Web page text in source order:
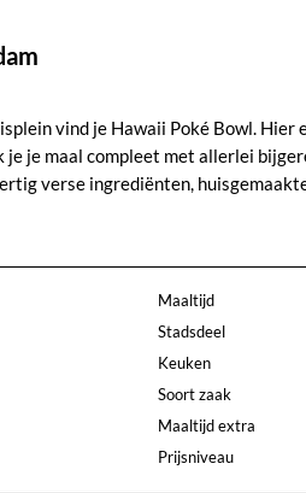
vind je Hawaii Poké Bowl. Hier
je je maal compleet met allerlei
verse ingrediënten,
Maaltijd
Stadsdeel
Keuken
Soort zaak
Maaltijd extra
Prijsniveau